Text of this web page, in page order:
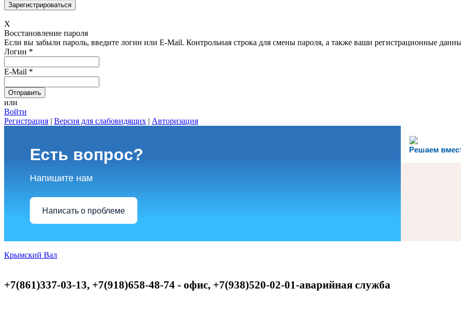
X
Восстановление пароля
Если вы забыли пароль, введите логин или E-Mail. Контрольная строка для смены пароля, а также ваши регистрационные
Логин *
E-Mail *
или
Войти
Регистрация | Версия для слабовидящих | Авторизация
Решаем
Есть вопрос?
Напишите нам
Написать о проблеме
Крымский Вал
+7(861)337-03-13, +7(918)658-48-74 - офис, +7(938)520-02-01-аварийная служба